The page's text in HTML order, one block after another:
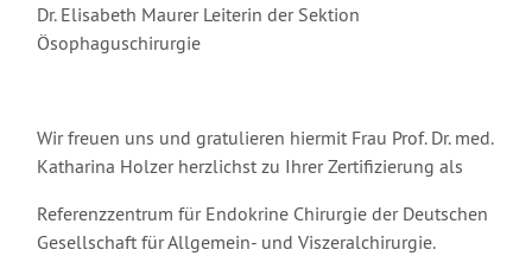
Dr. Elisabeth Maurer Leiterin der Sektion
Ösophaguschirurgie
Wir freuen uns und gratulieren hiermit Frau Prof. Dr. med.
Katharina Holzer herzlichst zu Ihrer Zertifizierung als
Referenzzentrum für Endokrine Chirurgie der Deutschen
Gesellschaft für Allgemein- und Viszeralchirurgie.